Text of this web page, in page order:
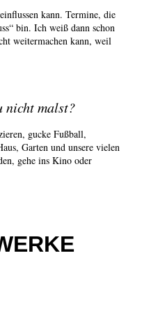
kann. Termine, die
bin. Ich weiß dann schon
weitermachen kann, weil
nicht malst?
gucke Fußball,
Garten und unsere vielen
gehe ins Kino oder